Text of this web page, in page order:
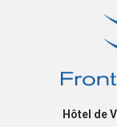
Hôtel de